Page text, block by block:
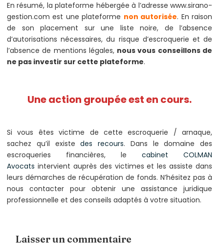
En résumé, la plateforme hébergée à l’adresse www.sirano-
gestion.com est une plateforme non autorisée. En raison
de son placement sur une liste noire, de l’absence
d’autorisations nécessaires, du risque d’escroquerie et de
l’absence de mentions légales, nous vous conseillons de
ne pas investir sur cette plateforme.
Une action groupée est en cours.
Si vous êtes victime de cette escroquerie / arnaque,
sachez qu’il existedes recours. Dans le domaine des
escroqueries financières, le cabinet COLMAN
Avocats intervient auprès des victimes et les assiste dans
leurs démarches de récupération de fonds. N’hésitez pas à
nous contacter pour obtenir une assistance juridique
professionnelle et des conseils adaptés à votre situation.
Laisser un commentaire